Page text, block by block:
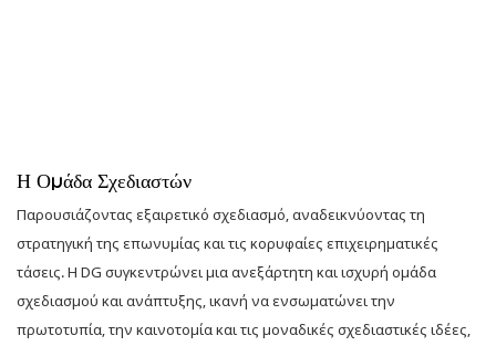
επωνυμίας.
Η Ομάδα Σχεδιαστών
Παρουσιάζοντας εξαιρετικό σχεδιασμό, αναδεικνύοντας τη
στρατηγική της επωνυμίας και τις κορυφαίες επιχειρηματικές
τάσεις. Η DG συγκεντρώνει μια ανεξάρτητη και ισχυρή ομάδα
σχεδιασμού και ανάπτυξης, ικανή να ενσωματώνει την
πρωτοτυπία, την καινοτομία και τις μοναδικές σχεδιαστικές ιδέες,